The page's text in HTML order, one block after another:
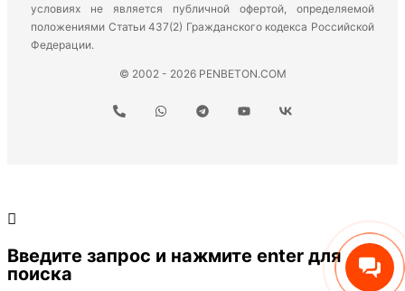
условиях не является публичной офертой, определяемой
положениями Статьи 437(2) Гражданского кодекса Российской
Федерации.
© 2002 - 2026 PENBETON.COM
Введите запрос и нажмите enter для
поиска